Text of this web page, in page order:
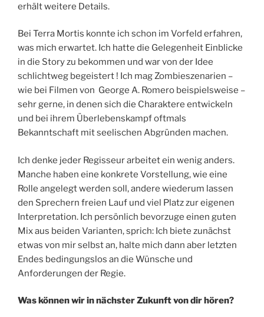
erhält weitere Details.
Bei Terra Mortis konnte ich schon im Vorfeld erfahren,
was mich erwartet. Ich hatte die Gelegenheit Einblicke
in die Story zu bekommen und war von der Idee
schlichtweg begeistert ! Ich mag Zombieszenarien –
wie bei Filmen von George A. Romero beispielsweise –
sehr gerne, in denen sich die Charaktere entwickeln
und bei ihrem Überlebenskampf oftmals
Bekanntschaft mit seelischen Abgründen machen.
Ich denke jeder Regisseur arbeitet ein wenig anders.
Manche haben eine konkrete Vorstellung, wie eine
Rolle angelegt werden soll, andere wiederum lassen
den Sprechern freien Lauf und viel Platz zur eigenen
Interpretation. Ich persönlich bevorzuge einen guten
Mix aus beiden Varianten, sprich: Ich biete zunächst
etwas von mir selbst an, halte mich dann aber letzten
Endes bedingungslos an die Wünsche und
Anforderungen der Regie.
Was können wir in nächster Zukunft von dir hören?